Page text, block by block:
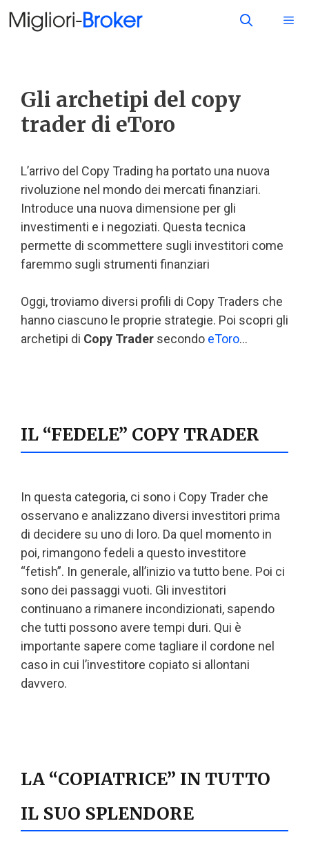
Gli archetipi del copy
trader di eToro
L’arrivo del Copy Trading ha portato una nuova
rivoluzione nel mondo dei mercati finanziari.
Introduce una nuova dimensione per gli
investimenti e i negoziati. Questa tecnica
permette di scommettere sugli investitori come
faremmo sugli strumenti finanziari
Oggi, troviamo diversi profili di Copy Traders che
hanno ciascuno le proprie strategie. Poi scopri gli
archetipi di Copy Trader secondo eToro…
IL “FEDELE” COPY TRADER
In questa categoria, ci sono i Copy Trader che
osservano e analizzano diversi investitori prima
di decidere su uno di loro. Da quel momento in
poi, rimangono fedeli a questo investitore
“fetish”. In generale, all’inizio va tutto bene. Poi ci
sono dei passaggi vuoti. Gli investitori
continuano a rimanere incondizionati, sapendo
che tutti possono avere tempi duri. Qui è
importante sapere come tagliare il cordone nel
caso in cui l’investitore copiato si allontani
davvero.
LA “COPIATRICE” IN TUTTO
IL SUO SPLENDORE